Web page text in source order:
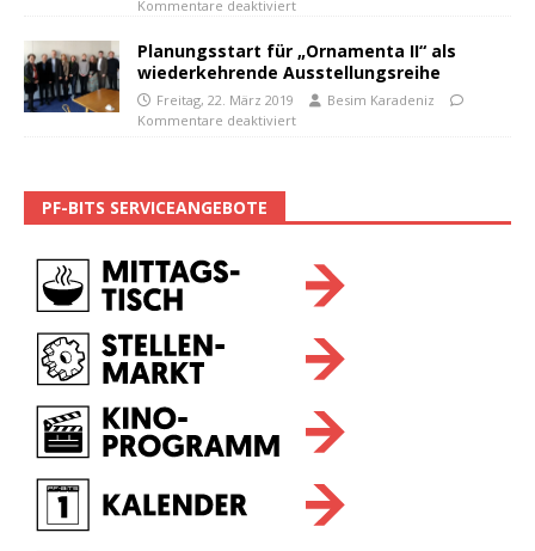
Kommentare deaktiviert
Planungsstart für „Ornamenta II“ als
wiederkehrende Ausstellungsreihe
Freitag, 22. März 2019
Besim Karadeniz
Kommentare deaktiviert
PF-BITS SERVICEANGEBOTE